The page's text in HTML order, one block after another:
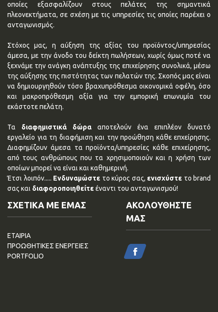
οποίες εξασφαλίζουν στους πελάτες της σημαντικά
πλεονεκτήματα, σε σχέση με τις υπηρεσίες τις οποίες παρέχει ο
ανταγωνισμός.
Στόχος μας, η αύξηση της αξίας του προϊόντος/υπηρεσίας
άμεσα, με την άνοδο του δείκτη πωλήσεων, χωρίς όμως ποτέ να
ξεχνάμε την ανάγκη ανάπτυξης της επιχείρησης συνολικά, μέσω
της αύξησης της πιστότητας των πελατών της. Σκοπός μας είναι
να δημιουργηθούν τόσο βραχυπρόθεσμα οικονομικά οφέλη, όσο
και μακροπρόθεσμη αξία για την εμπορική επωνυμία του
εκάστοτε πελάτη.
Τα διαφημιστικά δώρα αποτελούν ένα επιπλέον δυνατό
εργαλείο για τη διαφήμιση και την προώθηση κάθε επχείρησης.
Διαφημίζουν άμεσα τα προϊόντα/υπηρεσίες κάθε επιχείρησης,
από τους ανθρώπους που τα χρησιμοποιούν και η χρήση των
οποίων μπορεί να είναι και καθημερινή.
Έτσι λοιπόν..... Ενδυναμώστε το κύρος σας, ενισχύστε το brand
σας και διαφοροποιηθείτεέναντι του ανταγωνισμού!
ΣΧΕΤΙΚΑ ΜΕ ΕΜΑΣ
ΕΤΑΙΡΙΑ
ΠΡΟΩΘΗΤΙΚΕΣ ΕΝΕΡΓΕΙΕΣ
PORTFOLIO
ΑΚΟΛΟΥΘΗΣΤΕ
ΜΑΣ